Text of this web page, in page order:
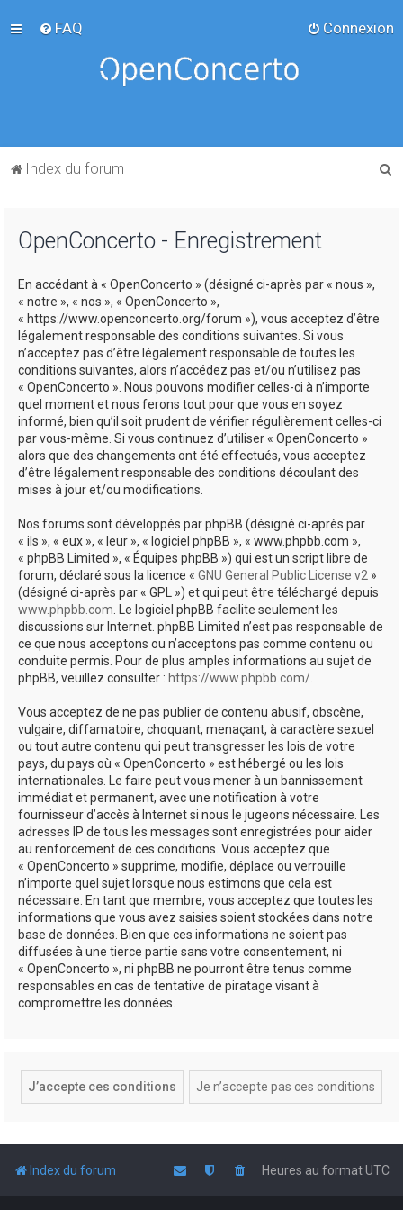
FAQ Connexion
Index du forum
OpenConcerto - Enregistrement
En accédant à « OpenConcerto » (désigné ci-après par « nous »,
« notre », « nos », « OpenConcerto »,
« https://www.openconcerto.org/forum »), vous acceptez d’être
légalement responsable des conditions suivantes. Si vous
n’acceptez pas d’être légalement responsable de toutes les
conditions suivantes, alors n’accédez pas et/ou n’utilisez pas
« OpenConcerto ». Nous pouvons modifier celles-ci à n’importe
quel moment et nous ferons tout pour que vous en soyez
informé, bien qu’il soit prudent de vérifier régulièrement celles-ci
par vous-même. Si vous continuez d’utiliser « OpenConcerto »
alors que des changements ont été effectués, vous acceptez
d’être légalement responsable des conditions découlant des
mises à jour et/ou modifications.
Nos forums sont développés par phpBB (désigné ci-après par
« ils », « eux », « leur », « logiciel phpBB », « www.phpbb.com »,
« phpBB Limited », « Équipes phpBB ») qui est un script libre de
forum, déclaré sous la licence « GNU General Public License v2 »
(désigné ci-après par « GPL ») et qui peut être téléchargé depuis
www.phpbb.com. Le logiciel phpBB facilite seulement les
discussions sur Internet. phpBB Limited n’est pas responsable de
ce que nous acceptons ou n’acceptons pas comme contenu ou
conduite permis. Pour de plus amples informations au sujet de
phpBB, veuillez consulter : https://www.phpbb.com/.
Vous acceptez de ne pas publier de contenu abusif, obscène,
vulgaire, diffamatoire, choquant, menaçant, à caractère sexuel
ou tout autre contenu qui peut transgresser les lois de votre
pays, du pays où « OpenConcerto » est hébergé ou les lois
internationales. Le faire peut vous mener à un bannissement
immédiat et permanent, avec une notification à votre
fournisseur d’accès à Internet si nous le jugeons nécessaire. Les
adresses IP de tous les messages sont enregistrées pour aider
au renforcement de ces conditions. Vous acceptez que
« OpenConcerto » supprime, modifie, déplace ou verrouille
n’importe quel sujet lorsque nous estimons que cela est
nécessaire. En tant que membre, vous acceptez que toutes les
informations que vous avez saisies soient stockées dans notre
base de données. Bien que ces informations ne soient pas
diffusées à une tierce partie sans votre consentement, ni
« OpenConcerto », ni phpBB ne pourront être tenus comme
responsables en cas de tentative de piratage visant à
compromettre les données.
Index du forum Heures au formatUTC